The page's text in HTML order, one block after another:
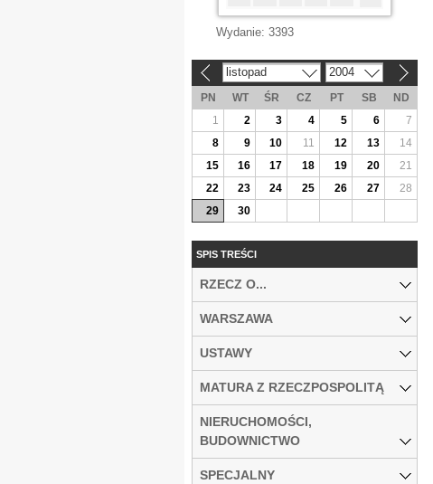
Wydanie: 3393
listopad 2004
PN WT ŚR CZ PT SB
ND
1
2 3 4 5 6
7
8
9 10 11 12 13
14
15
16 17 18 19 20
21
22
23 24 25 26 27
28
29
30
SPIS TREŚCI
RZECZ O...
WARSZAWA
USTAWY
MATURA Z RZECZPOSPOLITĄ
NIERUCHOMOŚCI,
BUDOWNICTWO
SPECJALNY